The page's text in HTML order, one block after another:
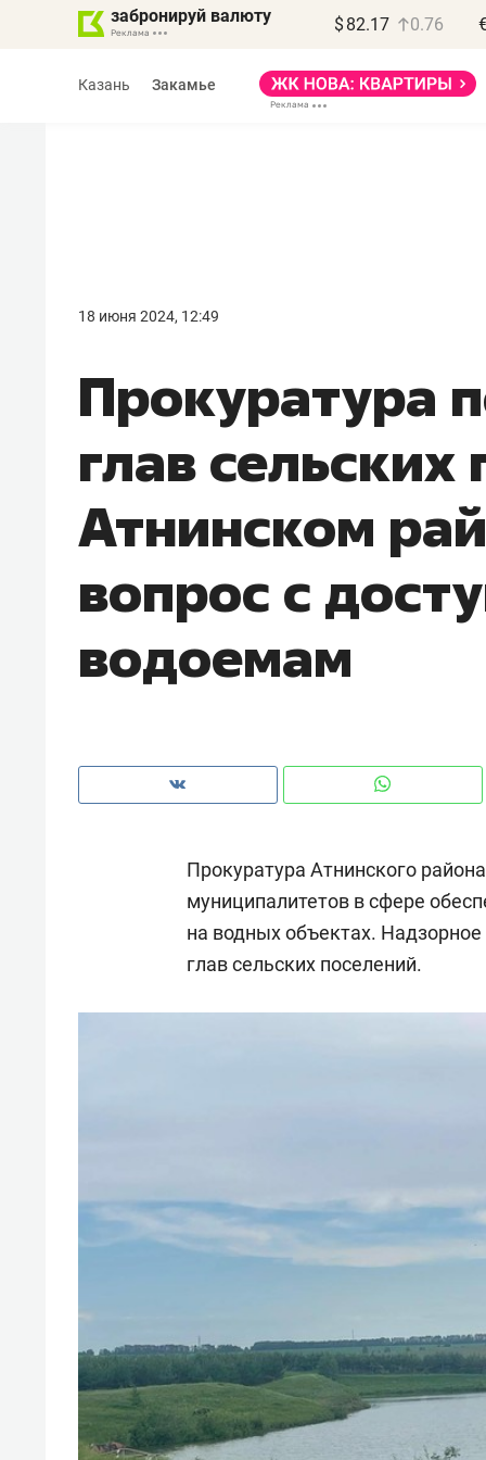
забронируй валюту $ 82.17 0.76
Казань Закамье
18 июня 2024, 12:49
Прокуратура
глав сельских
Атнинском
вопрос с
водоемам
Прокуратура Атнинского
муниципалитетов в сфере
на водных объектах.
глав сельских поселений.
правил, бизнес может
потерять минимум
Как бизнесу выйти на зарубежные
рынки, почему надо знать
чем интересен Оман?
Рекомендуем
Оставить шум за волной: как
строят тишину в казанском
ЖК «Заря»